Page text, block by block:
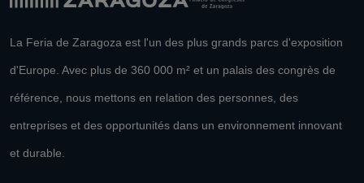
La Feria de Zaragoza est l'un des plus grands parcs d'exposition
d'Europe. Avec plus de 360 000 m² et un palais des congrès de
référence, nous mettons en relation des personnes, des
entreprises et des opportunités dans un environnement innovant
et durable.